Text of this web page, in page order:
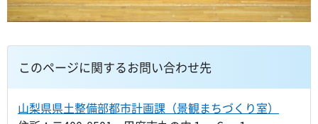
このページに関するお問い合わせ先
山梨県県土整備部都市計画課（景観まちづくり室）